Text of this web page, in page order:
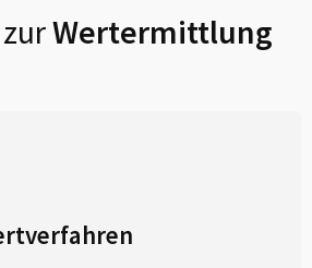
Wertermittlung